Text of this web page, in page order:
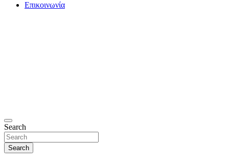
Επικοινωνία
Search
Search